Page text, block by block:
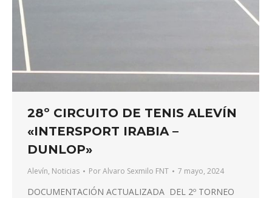
28º CIRCUITO DE TENIS ALEVÍN
«INTERSPORT IRABIA –
DUNLOP»
Alevín, Noticias PorAlvaro Sexmilo FNT 7 mayo, 2024
DOCUMENTACIÓN ACTUALIZADA DEL 2º TORNEO